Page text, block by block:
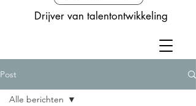
Drijver van talentontwikkeling
Post
Alle berichten